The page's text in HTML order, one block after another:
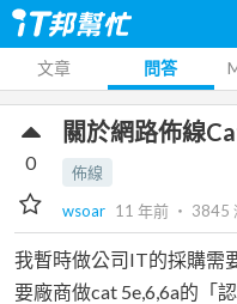
文章 問答
關於網路佈線
佈線
wsoar 11 年前 ‧ 3845
0
我暫時做公司IT的採購需
要廠商做cat 5e,6,6a的「